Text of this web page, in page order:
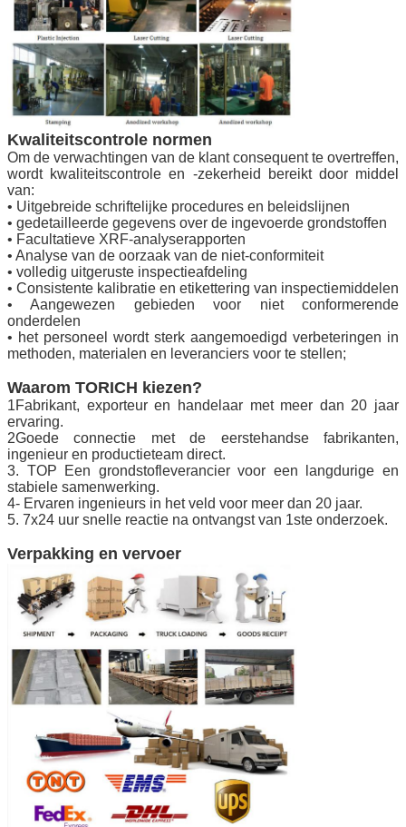
Kwaliteitscontrole normen
Om de verwachtingen van de klant consequent te overtreffen,
wordt kwaliteitscontrole en -zekerheid bereikt door middel
van:
• Uitgebreide schriftelijke procedures en beleidslijnen
• gedetailleerde gegevens over de ingevoerde grondstoffen
• Facultatieve XRF-analyserapporten
• Analyse van de oorzaak van de niet-conformiteit
• volledig uitgeruste inspectieafdeling
• Consistente kalibratie en etikettering van inspectiemiddelen
• Aangewezen gebieden voor niet conformerende
onderdelen
• het personeel wordt sterk aangemoedigd verbeteringen in
methoden, materialen en leveranciers voor te stellen;
Waarom TORICH kiezen?
1Fabrikant, exporteur en handelaar met meer dan 20 jaar
ervaring.
2Goede connectie met de eerstehandse fabrikanten,
ingenieur en productieteam direct.
3. TOP Een grondstofleverancier voor een langdurige en
stabiele samenwerking.
4- Ervaren ingenieurs in het veld voor meer dan 20 jaar.
5. 7x24 uur snelle reactie na ontvangst van 1ste onderzoek.
Verpakking en vervoer